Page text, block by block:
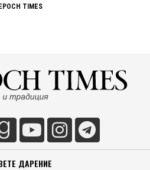
TIMES
ДАРЕНИЕ